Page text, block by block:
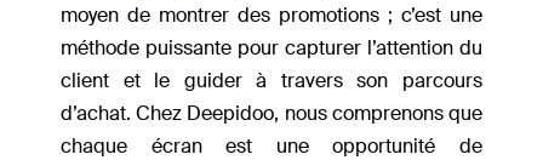
moyen de montrer des promotions ; c’est une
méthode puissante pour capturer l’attention du
client et le guider à travers son parcours
d’achat. Chez Deepidoo, nous comprenons que
chaque écran est une opportunité de